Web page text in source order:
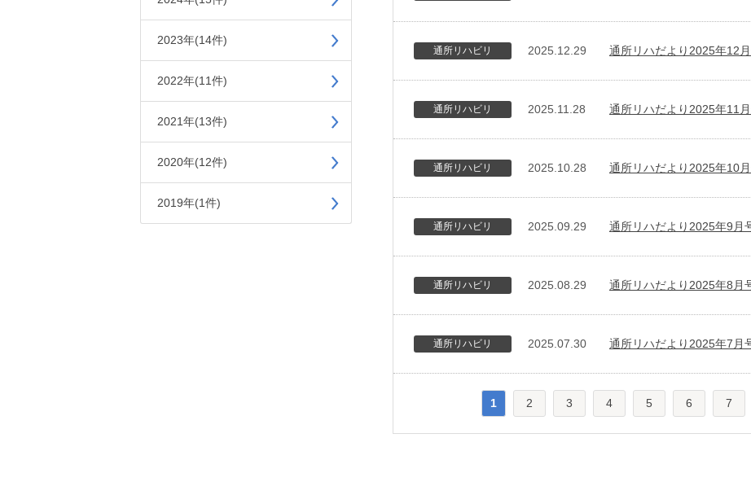
2023年(14件)
2022年(11件)
2021年(13件)
2020年(12件)
2019年(1件)
通所リハビリ 2025.12.29 通所リハだより2025年12
通所リハビリ 2025.11.28 通所リハだより2025年11
通所リハビリ 2025.10.28 通所リハだより2025年10
通所リハビリ 2025.09.29 通所リハだより2025年9月
通所リハビリ 2025.08.29 通所リハだより2025年8月
通所リハビリ 2025.07.30 通所リハだより2025年7月
1 2 3 4 5 6 7